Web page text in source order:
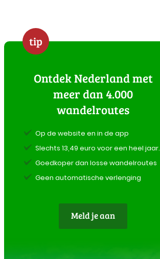
tip
Ontdek Nederland met
meer dan 4.000
wandelroutes
Op de website en in de app
Slechts 13,49 euro voor een heel jaar.
Goedkoper dan losse wandelroutes
Geen automatische verlenging
Meld je aan